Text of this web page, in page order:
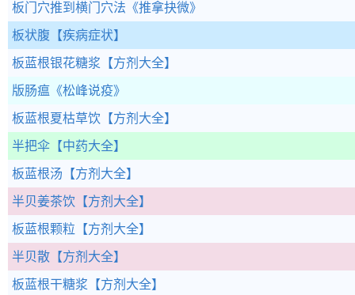
板门穴推到横门穴法 《推拿抉微》
板状腹 【疾病症状】
板蓝根银花糖浆 【方剂大全】
版肠瘟 《松峰说疫》
板蓝根夏枯草饮 【方剂大全】
半把伞 【中药大全】
板蓝根汤 【方剂大全】
半贝姜茶饮 【方剂大全】
板蓝根颗粒 【方剂大全】
半贝散 【方剂大全】
板蓝根干糖浆 【方剂大全】